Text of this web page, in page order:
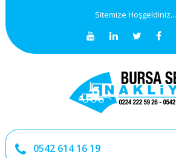
Sitemize Hoşgeldiniz...
0542 614 16 19